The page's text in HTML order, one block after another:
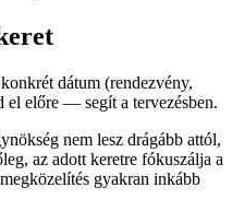
dátum (rendezvény,
el előre — segít a tervezésben.
nem lesz drágább attól,
az adott keretre fókuszálja a
gyakran inkább